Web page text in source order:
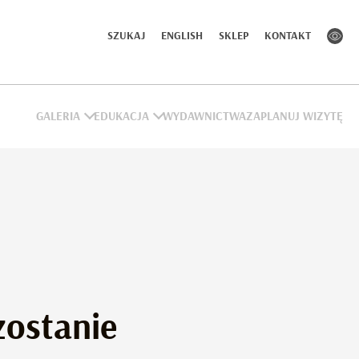
SZUKAJ ENGLISH SKLEP KONTAKT
GALERIA EDUKACJA WYDAWNICTWAZAPLANUJ WIZYTĘ